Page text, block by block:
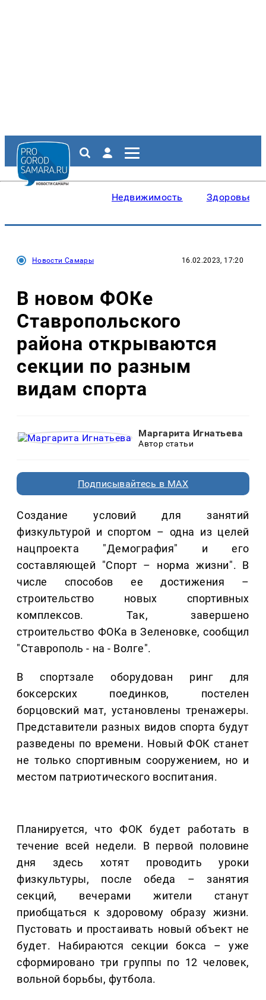
Недвижимость Здоровье
Новости Самары 16.02.2023, 17:20
В новом ФОКе
Ставропольского
района открываются
секции по разным
видам спорта
Маргарита Игнатьева
Автор статьи
Подписывайтесь в MAX
Создание условий для занятий
физкультурой и спортом – одна из целей
нацпроекта "Демография" и его
составляющей "Спорт – норма жизни". В
числе способов ее достижения –
строительство новых спортивных
комплексов. Так, завершено
строительство ФОКа в Зеленовке, сообщил
"Ставрополь - на - Волге".
В спортзале оборудован ринг для
боксерских поединков, постелен
борцовский мат, установлены тренажеры.
Представители разных видов спорта будут
разведены по времени. Новый ФОК станет
не только спортивным сооружением, но и
местом патриотического воспитания.
Планируется, что ФОК будет работать в
течение всей недели. В первой половине
дня здесь хотят проводить уроки
физкультуры, после обеда – занятия
секций, вечерами жители станут
приобщаться к здоровому образу жизни.
Пустовать и простаивать новый объект не
будет. Набираются секции бокса – уже
сформировано три группы по 12 человек,
вольной борьбы, футбола.